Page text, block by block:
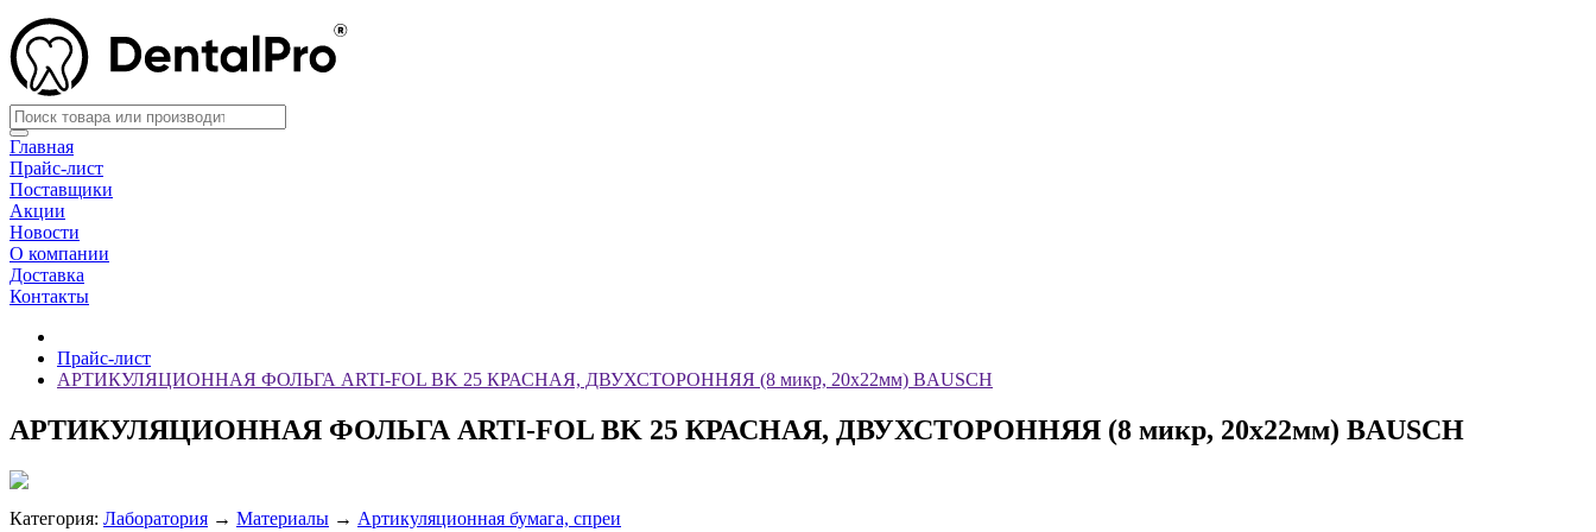
Главная
Прайс-лист
Поставщики
Акции
Новости
О компании
Доставка
Контакты
Прайс-лист
АРТИКУЛЯЦИОННАЯ ФОЛЬГА ARTI-FOL BK 25 КРАСНАЯ, ДВУХСТОРОННЯЯ (8 микр, 20x22мм) BAUSCH
АРТИКУЛЯЦИОННАЯ ФОЛЬГА ARTI-FOL BK 25 КРАСНАЯ, ДВУХСТОРОННЯЯ (8 микр, 20x22мм) BAUSCH
Категория: Лаборатория → Материалы → Артикуляционная бумага, спреи